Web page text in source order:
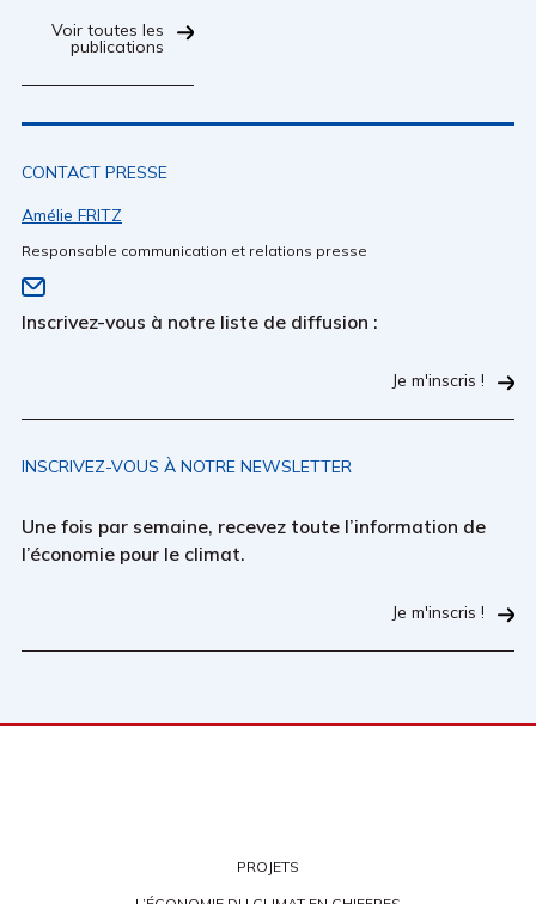
Voir toutes les
publications
CONTACT PRESSE
Amélie FRITZ
Responsable communication et relations presse
Inscrivez-vous à notre liste de diffusion :
Je m'inscris !
INSCRIVEZ-VOUS À NOTRE NEWSLETTER
Une fois par semaine, recevez toute l’information de
l’économie pour le climat.
Je m'inscris !
PROJETS